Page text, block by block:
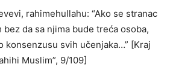
rahimehullahu: “Ako se stranac
da sa njima bude treća osoba,
konsenzusu svih učenjaka…” [Kraj
Muslim”, 9/109]